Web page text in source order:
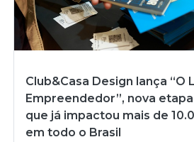
Club&Casa Design lança “O
Empreendedor”, nova
que já impactou mais de
em todo o Brasil